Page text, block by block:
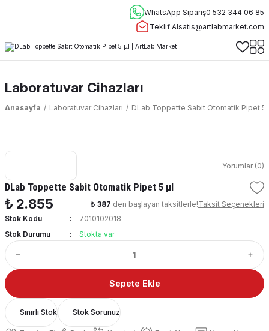
WhatsApp Sipariş0 532 344 06 85
Teklif Alsatis@artlabmarket.com
Laboratuvar Cihazları
Anasayfa Laboratuvar Cihazları DLab Toppette Sabit Otomatik Pipet 5
Yorumlar (0)
DLab Toppette Sabit Otomatik Pipet 5 μl
₺ 2.855 ₺ 387 den başlayan taksitlerle!Taksit Seçenekleri
Stok Kodu
7010102018
Stok Durumu
Stokta var
Sepete Ekle
Sınırlı Stok Stok Sorunuz